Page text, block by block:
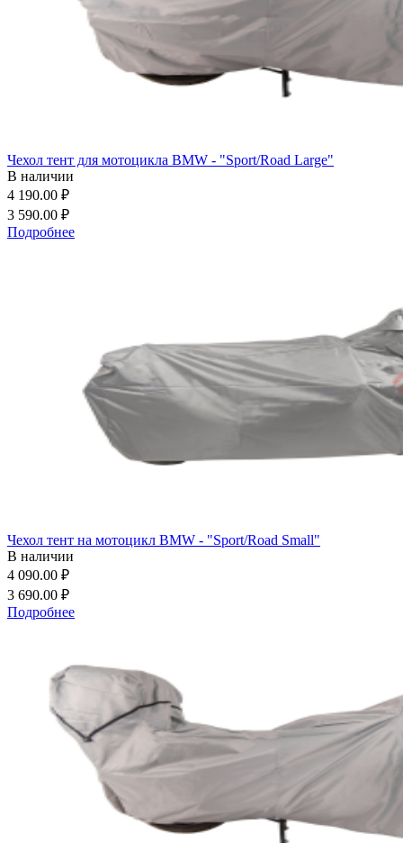
Чехол тент для мотоцикла BMW - "Sport/Road Large"
В наличии
4 190.00 ₽
3 590.00 ₽
Подробнее
Чехол тент на мотоцикл BMW - "Sport/Road Small"
В наличии
4 090.00 ₽
3 690.00 ₽
Подробнее